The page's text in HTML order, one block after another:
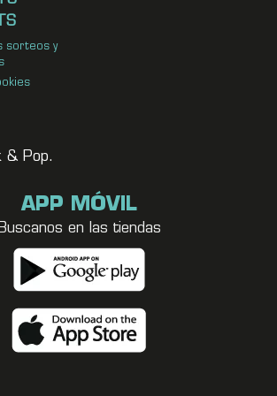
sorteos y
& Pop.
APP MÓVIL
Buscanos en las tiendas